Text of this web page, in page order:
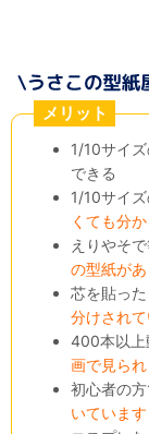
メリット
1/10サイ
できる
1/10サイ
くても分か
えりやそ
の型紙があ
芯を貼っ
分けされ
400本以上
画で見ら
初心者の
いています